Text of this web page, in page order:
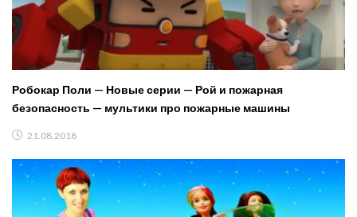
Робокар Поли — Новые серии — Рой и пожарная
безопасность — мультики про пожарные машины
21.08.2018